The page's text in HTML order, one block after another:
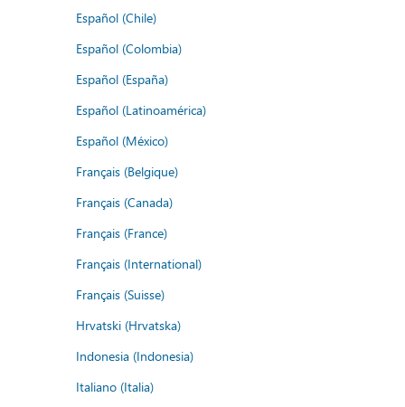
Español (Chile)
Español (Colombia)
Español (España)
Español (Latinoamérica)
Español (México)
Français (Belgique)
Français (Canada)
Français (France)
Français (International)
Français (Suisse)
Hrvatski (Hrvatska)
Indonesia (Indonesia)
Italiano (Italia)